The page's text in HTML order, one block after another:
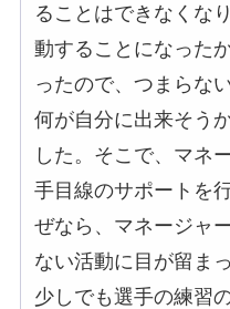
ることはできなくな
動することになった
ったので、つまらな
何が自分に出来そう
した。そこで、マネ
手目線のサポートを
ぜなら、マネージャ
ない活動に目が留ま
少しでも選手の練習